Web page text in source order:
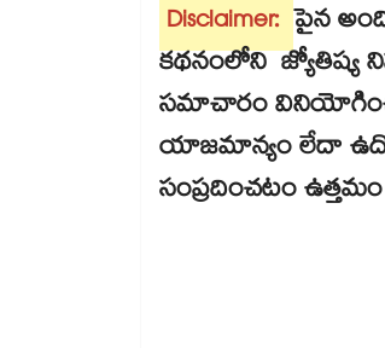
Disclaimer: పైన
కథనంలోని జ్యోతిష్య
సమాచారం వినియోగించి
యాజమాన్యం లేదా
సంప్రదించటం ఉత్తమం